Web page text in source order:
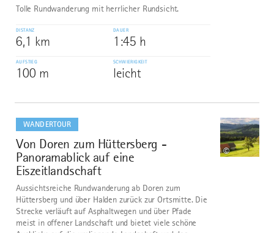
Tolle Rundwanderung mit herrlicher Rundsicht.
DISTANZ
6,1 km
DAUER
1:45 h
AUFSTIEG
100 m
SCHWIERIGKEIT
leicht
WANDERTOUR
10
Von Doren zum Hüttersberg -
Panoramablick auf eine
Eiszeitlandschaft
©
Aussichtsreiche Rundwanderung ab Doren zum
Hüttersberg und über Halden zurück zur Ortsmitte. Die
Strecke verläuft auf Asphaltwegen und über Pfade
meist in offener Landschaft und bietet viele schöne
dazu